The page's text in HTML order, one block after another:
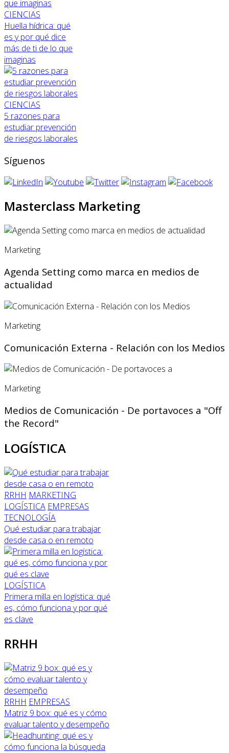
CIENCIAS
Huella hídrica: qué
es y por qué dice
más de ti de lo que
imaginas
CIENCIAS
5 razones para
estudiar prevención
de riesgos laborales
Síguenos
Masterclass Marketing
Marketing
Agenda Setting como marca en medios de
actualidad
Marketing
Comunicación Externa - Relación con los Medios
Marketing
Medios de Comunicación - De portavoces a "Off
the Record"
LOGÍSTICA
RRHH MARKETING
LOGÍSTICA EMPRESAS
TECNOLOGÍA
Qué estudiar para trabajar
desde casa o en remoto
LOGÍSTICA
Primera milla en logística: qué
es, cómo funciona y por qué
es clave
RRHH
RRHH EMPRESAS
Matriz 9 box: qué es y cómo
evaluar talento y desempeño